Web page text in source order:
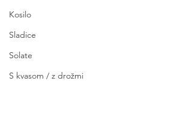
Kosilo
Sladice
Solate
S kvasom / z drožmi